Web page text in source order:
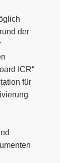
der
ICR“
für